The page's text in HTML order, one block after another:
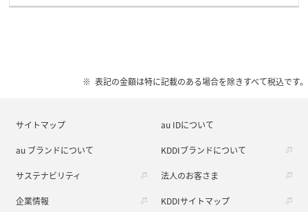
表記の金額は特に記載のある場合を除きすべて税込です。
サイトマップ au IDについて
au ブランドについて KDDIブランドについて
サステナビリティ 法人のお客さま
企業情報 KDDIサイトマップ